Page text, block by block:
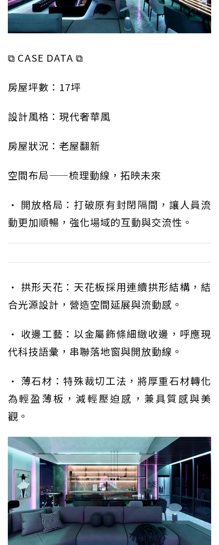
⧉ CASE DATA ⧉
房屋坪數：17坪
設計風格：現代奢華風
房屋狀況：老屋翻新
空間布局——梳理動線，拓映未來
· 開放格局：打破原有封閉隔間，讓人員流
動更加順暢，強化場域的互動與交流性。
· 拱形天花：天花板採用連續拱形結構，結
合光源設計，營造空間延展與流動感。
· 收邊工藝：以金屬飾條細緻收邊，呼應現
代科技語彙，串聯落地窗與開放動線。
· 薄石材：特殊裁切工法，將厚重石材轉化
為輕盈薄板，減輕壓迫感，兼具質感與美
觀。